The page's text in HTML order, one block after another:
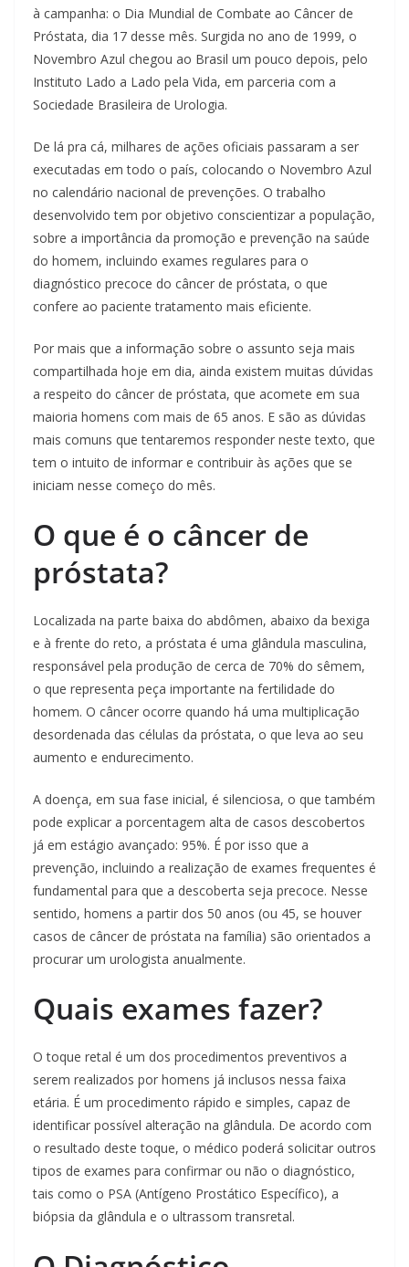
à campanha: o Dia Mundial de Combate ao Câncer de
Próstata, dia 17 desse mês. Surgida no ano de 1999, o
Novembro Azul chegou ao Brasil um pouco depois, pelo
Instituto Lado a Lado pela Vida, em parceria com a
Sociedade Brasileira de Urologia.
De lá pra cá, milhares de ações oficiais passaram a ser
executadas em todo o país, colocando o Novembro Azul
no calendário nacional de prevenções. O trabalho
desenvolvido tem por objetivo conscientizar a população,
sobre a importância da promoção e prevenção na saúde
do homem, incluindo exames regulares para o
diagnóstico precoce do câncer de próstata, o que
confere ao paciente tratamento mais eficiente.
Por mais que a informação sobre o assunto seja mais
compartilhada hoje em dia, ainda existem muitas dúvidas
a respeito do câncer de próstata, que acomete em sua
maioria homens com mais de 65 anos. E são as dúvidas
mais comuns que tentaremos responder neste texto, que
tem o intuito de informar e contribuir às ações que se
iniciam nesse começo do mês.
O que é o câncer de
próstata?
Localizada na parte baixa do abdômen, abaixo da bexiga
e à frente do reto, a próstata é uma glândula masculina,
responsável pela produção de cerca de 70% do sêmem,
o que representa peça importante na fertilidade do
homem. O câncer ocorre quando há uma multiplicação
desordenada das células da próstata, o que leva ao seu
aumento e endurecimento.
A doença, em sua fase inicial, é silenciosa, o que também
pode explicar a porcentagem alta de casos descobertos
já em estágio avançado: 95%. É por isso que a
prevenção, incluindo a realização de exames frequentes é
fundamental para que a descoberta seja precoce. Nesse
sentido, homens a partir dos 50 anos (ou 45, se houver
casos de câncer de próstata na família) são orientados a
procurar um urologista anualmente.
Quais exames fazer?
O toque retal é um dos procedimentos preventivos a
serem realizados por homens já inclusos nessa faixa
etária. É um procedimento rápido e simples, capaz de
identificar possível alteração na glândula. De acordo com
o resultado deste toque, o médico poderá solicitar outros
tipos de exames para confirmar ou não o diagnóstico,
tais como o PSA (Antígeno Prostático Específico), a
biópsia da glândula e o ultrassom transretal.